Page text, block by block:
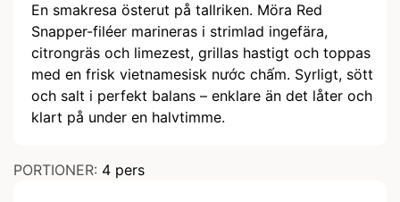
En smakresa österut på tallriken. Möra Red
Snapper-filéer marineras i strimlad ingefära,
citrongräs och limezest, grillas hastigt och toppas
med en frisk vietnamesisk nước chấm. Syrligt, sött
och salt i perfekt balans – enklare än det låter och
klart på under en halvtimme.
PORTIONER: 4 pers